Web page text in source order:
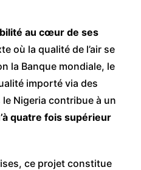
au cœur de ses
où la qualité de l’air se
la Banque mondiale, le
importé via des
Nigeria contribue à un
quatre fois supérieur
ce projet constitue